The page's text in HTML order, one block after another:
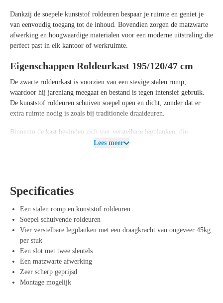
Dankzij de soepele kunststof roldeuren bespaar je ruimte en geniet je
van eenvoudig toegang tot de inhoud. Bovendien zorgen de matzwarte
afwerking en hoogwaardige materialen voor een moderne uitstraling die
perfect past in elk kantoor of werkruimte.
Eigenschappen Roldeurkast 195/120/47 cm
De zwarte roldeurkast is voorzien van een stevige stalen romp,
waardoor hij jarenlang meegaat en bestand is tegen intensief gebruik.
De kunststof roldeuren schuiven soepel open en dicht, zonder dat er
extra ruimte nodig is zoals bij traditionele draaideuren.
Binnenin de kast bevinden zich vier verstelbare legplanken , die
eenvoudig op verschillende hoogtes kunnen worden geplaatst om zo een
Daarnaast is de kast uitgerust met een
spullen veilig kunnen worden opgeborgen. De
geeft de kast een moderne en strakke uitstraling, perfect voor elk
kantoorinterieur.
Voordelen van Roldeurkast 195/120/47 cm
Duurzaam en stevig – Gemaakt van hoogwaardig staal met een
robuust ontwerp voor langdurig gebruik.
Lees meer
Specificaties
Een stalen romp en kunststof roldeuren
Soepel schuivende roldeuren
Vier verstelbare legplanken met een draagkracht van ongeveer 45kg
per stuk
Een slot met twee sleutels
Een matzwarte afwerking
Zeer scherp geprijsd
Montage mogelijk